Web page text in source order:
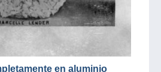
en aluminio